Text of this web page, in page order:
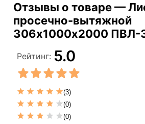
Отзывы о товаре —
просечно-вытяжной
306х1000х2000 ПВЛ-
Рейтинг: 5.0
(3)
(0)
(0)